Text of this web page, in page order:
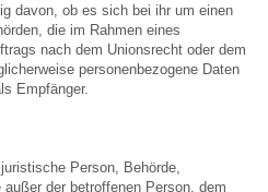
davon, ob es sich bei ihr um einen
die im Rahmen eines
nach dem Unionsrecht oder dem
personenbezogene Daten
Empfänger.
Person, Behörde,
der betroffenen Person, dem